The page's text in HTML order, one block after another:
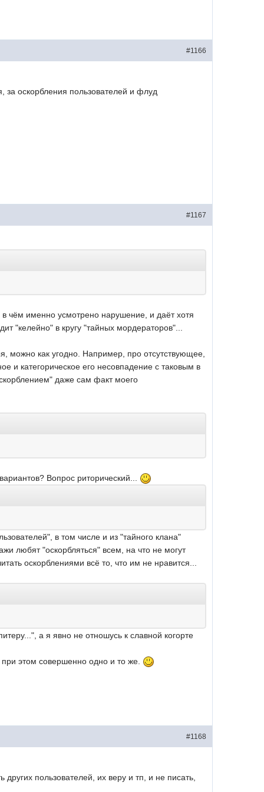
#1166
за оскорбления пользователей и флуд
#1167
чём именно усмотрено нарушение, и даёт хотя
"келейно" в кругу "тайных мордераторов"...
можно как угодно. Например, про отсутствующее,
и категорическое его несовпадение с таковым в
даже сам факт моего
Вопрос риторический...
в том числе и из "тайного клана"
любят "оскорбляться" всем, на что не могут
оскорблениями всё то, что им не нравится...
а я явно не отношусь к славной когорте
этом совершенно одно и то же.
#1168
пользователей, их веру и тп, и не писать,